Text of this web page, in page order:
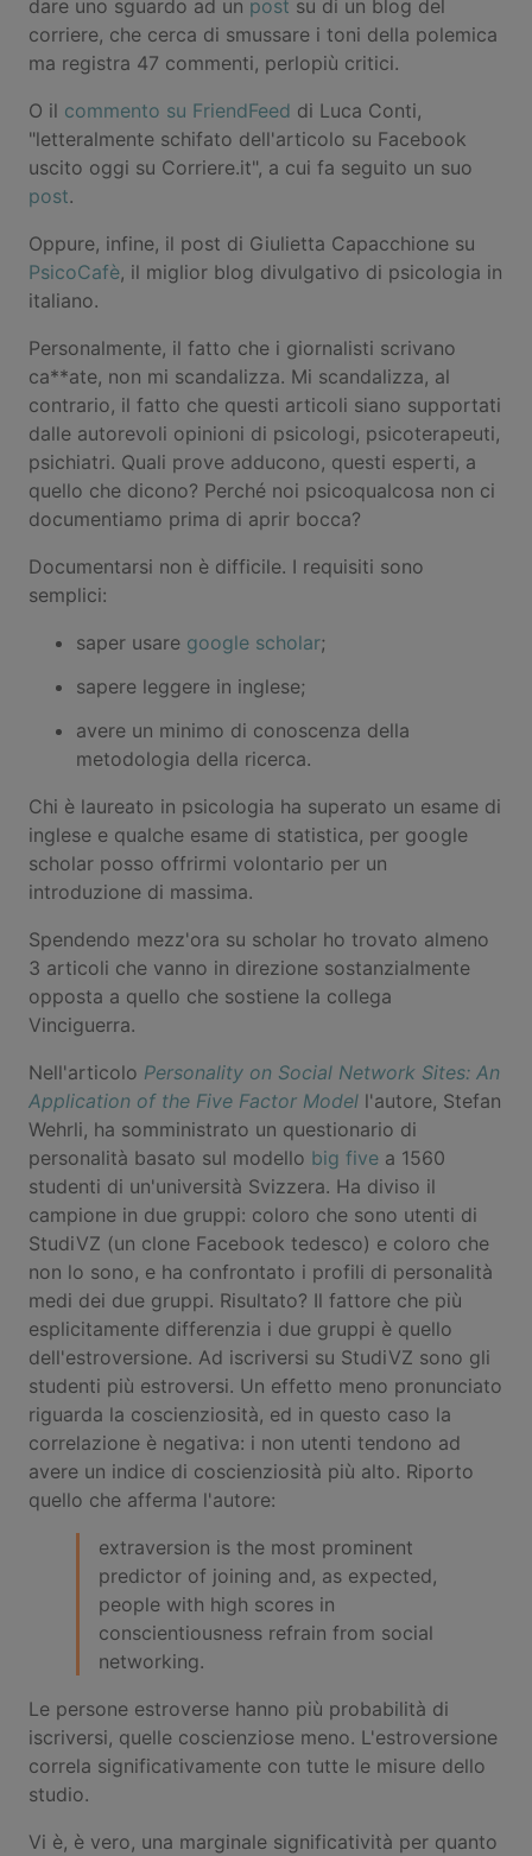
dare uno sguardo ad un post su di un blog del
corriere, che cerca di smussare i toni della polemica
ma registra 47 commenti, perlopiù critici.
O il commento su FriendFeed di Luca Conti,
"letteralmente schifato dell'articolo su Facebook
uscito oggi su Corriere.it", a cui fa seguito un suo
post.
Oppure, infine, il post di Giulietta Capacchione su
PsicoCafè, il miglior blog divulgativo di psicologia in
italiano.
Personalmente, il fatto che i giornalisti scrivano
ca**ate, non mi scandalizza. Mi scandalizza, al
contrario, il fatto che questi articoli siano supportati
dalle autorevoli opinioni di psicologi, psicoterapeuti,
psichiatri. Quali prove adducono, questi esperti, a
quello che dicono? Perché noi psicoqualcosa non ci
documentiamo prima di aprir bocca?
Documentarsi non è difficile. I requisiti sono
semplici:
saper usare google scholar;
sapere leggere in inglese;
avere un minimo di conoscenza della
metodologia della ricerca.
Chi è laureato in psicologia ha superato un esame di
inglese e qualche esame di statistica, per google
scholar posso offrirmi volontario per un
introduzione di massima.
Spendendo mezz'ora su scholar ho trovato almeno
3 articoli che vanno in direzione sostanzialmente
opposta a quello che sostiene la collega
Vinciguerra.
Nell'articolo Personality on Social Network Sites: An
Application of the Five Factor Model l'autore, Stefan
Wehrli, ha somministrato un questionario di
personalità basato sul modello big five a 1560
studenti di un'università Svizzera. Ha diviso il
campione in due gruppi: coloro che sono utenti di
StudiVZ (un clone Facebook tedesco) e coloro che
non lo sono, e ha confrontato i profili di personalità
medi dei due gruppi. Risultato? Il fattore che più
esplicitamente differenzia i due gruppi è quello
dell'estroversione. Ad iscriversi su StudiVZ sono gli
studenti più estroversi. Un effetto meno pronunciato
riguarda la coscienziosità, ed in questo caso la
correlazione è negativa: i non utenti tendono ad
avere un indice di coscienziosità più alto. Riporto
quello che afferma l'autore:
extraversion is the most prominent
predictor of joining and, as expected,
people with high scores in
conscientiousness refrain from social
networking.
Le persone estroverse hanno più probabilità di
iscriversi, quelle coscienziose meno. L'estroversione
correla significativamente con tutte le misure dello
studio.
Vi è, è vero, una marginale significatività per quanto